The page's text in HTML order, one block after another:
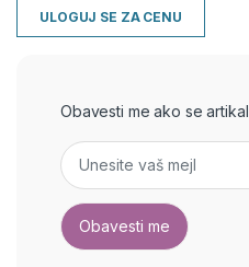
ULOGUJ SE ZA CENU
Obavesti me ako se